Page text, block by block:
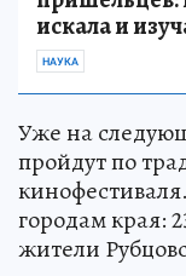
искала и
НАУКА
Уже на
пройдут по
городам края:
жители